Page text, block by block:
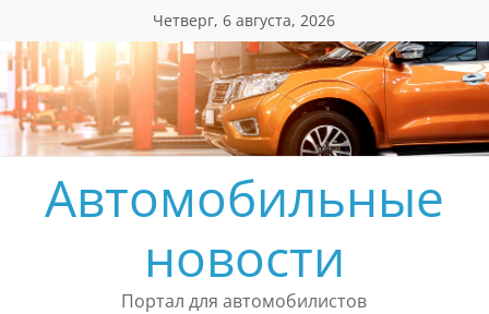
содержимому
Четверг, 6 августа, 2026
Автомобильные
новости
Портал для автомобилистов